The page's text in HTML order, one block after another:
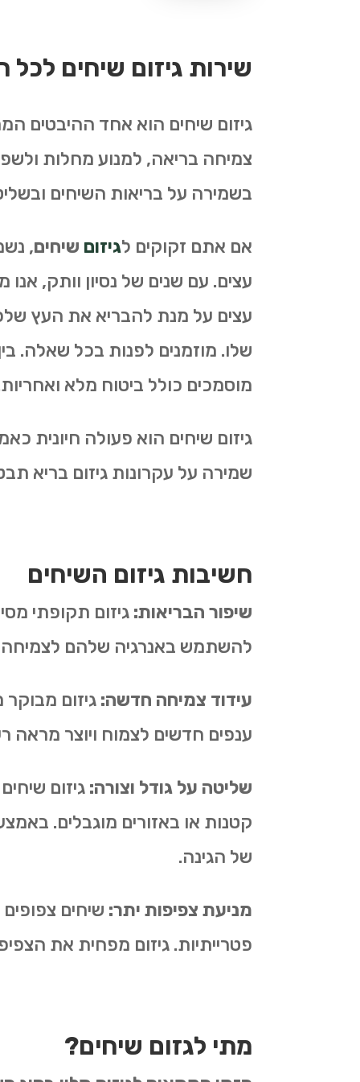
שירות גיזום שיחים
גיזום שיחים הוא אחד ההיבטים
צמיחה בריאה, למנוע מחלות
בשמירה על בריאות השיחים
אם אתם זקוקים לגיזום שיחים,
עצים. עם שנים של נסיון וותק, אנו
עצים על מנת להבריא את העץ
שלו. מוזמנים לפנות בכל שאלה.
מוסמכים כולל ביטוח מלא
גיזום שיחים הוא פעולה חיונית
שמירה על עקרונות גיזום בריא
חשיבות גיזום השיחים
שיפור הבריאות: גיזום תקופתי
להשתמש באנרגיה שלהם לצמיחה
עידוד צמיחה חדשה: גיזום
ענפים חדשים לצמוח ויוצר מראה
שליטה על גודל וצורה: גיזום
קטנות או באזורים מוגבלים.
של הגינה.
מניעת צפיפות יתר: שיחים
פטרייתיות. גיזום מפחית את
מתי לגזום שיחים?